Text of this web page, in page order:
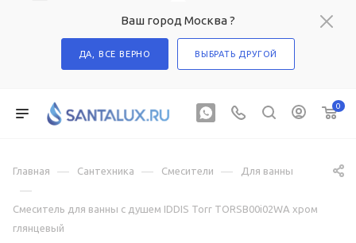
Ваш город Москва ?
ДА, ВСЕ ВЕРНО ВЫБРАТЬ ДРУГОЙ
0
Главная — Сантехника — Смесители — Для ванны
—
Смеситель для ванны с душем IDDIS Torr TORSB00i02WA хром
глянцевый